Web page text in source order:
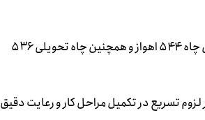
در جریان این بازدید، روند پیشرفت عملیات نصب تسهیلات سرچاهی و خط لوله جریانی چاه ۵۴۴ اهواز و همچنین چاه تحویلی ۵۳۶
تسریع در تکمیل مراحل کار و رعایت دقیق